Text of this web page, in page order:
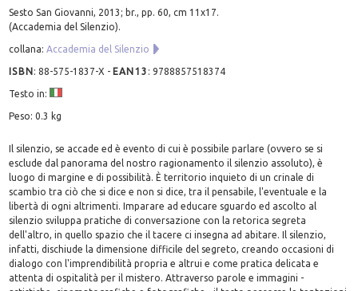
Sesto San Giovanni, 2013; br., pp. 60, cm 11x17.
(Accademia del Silenzio).
collana:Accademia del Silenzio
ISBN:88-575-1837-X - EAN13 :9788857518374
Testo in:
Peso: 0.3 kg
Il silenzio, se accade ed è evento di cui è possibile parlare (ovvero se si
esclude dal panorama del nostro ragionamento il silenzio assoluto), è
luogo di margine e di possibilità. È territorio inquieto di un crinale di
scambio tra ciò che si dice e non si dice, tra il pensabile, l'eventuale e la
libertà di ogni altrimenti. Imparare ad educare sguardo ed ascolto al
silenzio sviluppa pratiche di conversazione con la retorica segreta
dell'altro, in quello spazio che il tacere ci insegna ad abitare. Il silenzio,
infatti, dischiude la dimensione difficile del segreto, creando occasioni di
dialogo con l'imprendibilità propria e altrui e come pratica delicata e
attenta di ospitalità per il mistero. Attraverso parole e immagini -